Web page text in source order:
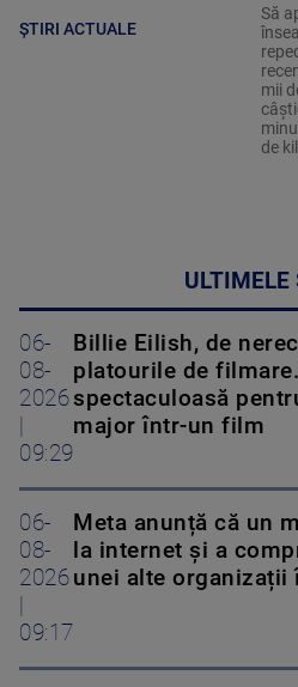
ȘTIRI ACTUALE
Să
mii
de
ULTIMELE
06-
08-
2026
09:29
Billie Eilish, de
platourile de
spectaculoasă
major într-un film
06-
08-
2026
09:17
Meta anunță că un
la internet și a
unei alte